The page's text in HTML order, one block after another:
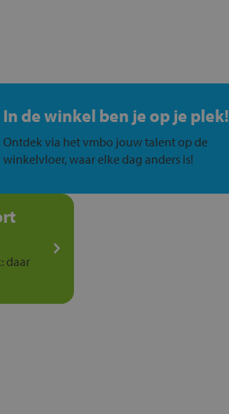
In de winkel ben je op je plek!
Ontdek via het vmbo jouw talent op de
winkelvloer, waar elke dag anders is!
daar